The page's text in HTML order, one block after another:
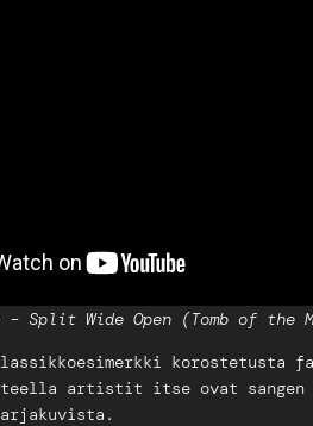
– Split Wide Open (Tomb of the
artistit itse ovat sangen